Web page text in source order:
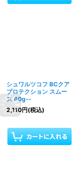
シュワルツコフ BCクア
プロテクション スムー
ス 60g--
2,110円(税込)